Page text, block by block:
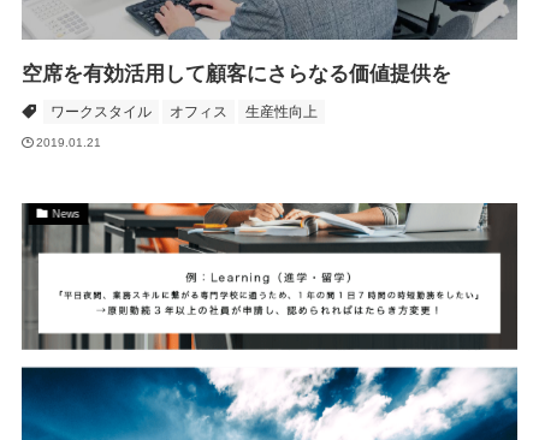
空席を有効活用して顧客にさらなる価値提供を
ワークスタイル オフィス 生産性向上
2019.01.21
News